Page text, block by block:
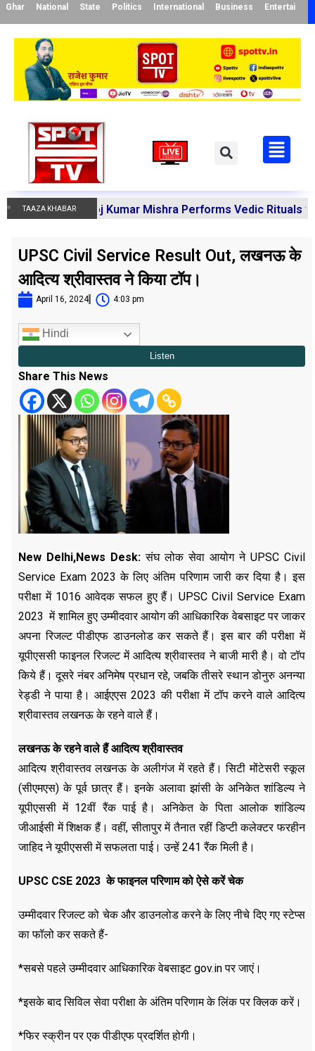
Ghar National State Politics International Business
TAAZA KHABAR
Manoj Kumar Mishra Performs Vedic Rituals for the
UPSC Civil Service Result Out, लखनऊ के
आदित्य श्रीवास्तव ने किया टॉप।
April 16, 2024 4:03 pm
Hindi
Share This News
New Delhi,News Desk: संघ लोक सेवा आयोग ने UPSC Civil
Service Exam 2023 के लिए अंतिम परिणाम जारी कर दिया है। इस
परीक्षा में 1016 आवेदक सफल हुए हैं। UPSC Civil Service Exam
2023 में शामिल हुए उम्मीदवार आयोग की आधिकारिक वेबसाइट पर जाकर
अपना रिजल्ट पीडीएफ डाउनलोड कर सकते हैं। इस बार की परीक्षा में
यूपीएससी फाइनल रिजल्ट में आदित्य श्रीवास्तव ने बाजी मारी है। वो टॉप
किये हैं। दूसरे नंबर अनिमेष प्रधान रहे, जबकि तीसरे स्थान डोनुरु अनन्या
रेड्डी ने पाया है। आईएएस 2023 की परीक्षा में टॉप करने वाले आदित्य
श्रीवास्तव लखनऊ के रहने वाले हैं।
लखनऊ के रहने वाले हैं आदित्य श्रीवास्तव
आदित्य श्रीवास्तव लखनऊ के अलीगंज में रहते हैं। सिटी मोंटेसरी स्कूल
(सीएमएस) के पूर्व छात्र हैं। इनके अलावा झांसी के अनिकेत शांडिल्य ने
यूपीएससी में 12वीं रैंक पाई है। अनिकेत के पिता आलोक शांडिल्य
जीआईसी में शिक्षक हैं। वहीं, सीतापुर में तैनात रहीं डिप्टी कलेक्टर फरहीन
जाहिद ने यूपीएससी में सफलता पाई। उन्हें 241 रैंक मिली है।
UPSC CSE 2023के फाइनल परिणाम को ऐसे करें चेक
उम्मीदवार रिजल्ट को चेक और डाउनलोड करने के लिए नीचे दिए गए स्टेप्स
का फॉलो कर सकते हैं-
*सबसे पहले उम्मीदवार आधिकारिक वेबसाइट gov.in पर जाएं।
*इसके बाद सिविल सेवा परीक्षा के अंतिम परिणाम के लिंक पर क्लिक करें।
*फिर स्क्रीन पर एक पीडीएफ प्रदर्शित होगी।